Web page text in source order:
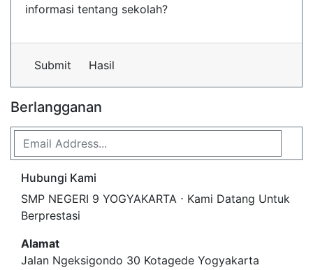
informasi tentang sekolah?
Submit Hasil
Berlangganan
Hubungi Kami
SMP NEGERI 9 YOGYAKARTA ⋅ Kami Datang Untuk
Berprestasi
Alamat
Jalan Ngeksigondo 30 Kotagede Yogyakarta